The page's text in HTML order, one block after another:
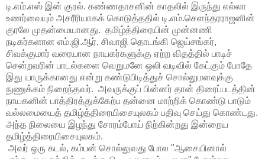
டி.எம்.எஸ் இன் குரல். கண்ணதாசனின் காதலில் இருந்து எல்லா
உணர்வையும் அசரீரியாகக் கொடுத்ததில் டி.எம்.செளந்தரராஜனின்
குரலே முதன்மையானது. தமிழ்த்திரையின் முன்னணி
நடிகர்களான எம்.ஜி.ஆர், சிவாஜி தொடங்கி ஜெய்சங்கர்,
சிவக்குமார் வரையான நாயகர்களுக்கு ஏற்ற விதத்தில் பாடிச்
சென்றவரின் பாடல்களை வெறுமனே ஒலி வடிவில் கேட்கும் போதே
இது யாருக்கானது என்று கண்டுபிடித்துச் சொல்லுமளவுக்கு
நுணுக்கம் நிறைந்தவர். அவருக்குப் பின்னர் தான் திரைப்படத்தின்
நாயகனின் பாத்திரத்துக்கேற்ப தன்னை மாற்றிக் கொண்டு பாடும்
வல்லமையைத் தமிழ்த்திரையிசையுலகம் பதிவு செய்து கொண்டது.
அந்த நிலையை இழந்து சோரம்போய் நிற்கின்றது இன்றைய
தமிழ்த்திரையிசையுலகம்.
அவர் ஒரு கடல், கம்பன் சொல்லுவது போல "ஆசையினால்